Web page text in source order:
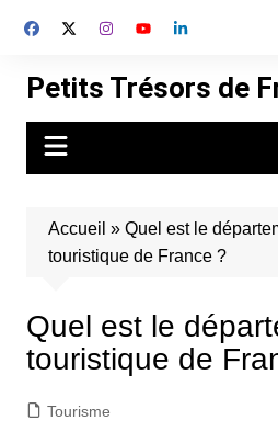
Petits Trésors de
Accueil » Quel est le
touristique de France ?
Quel est le
touristique de
Tourisme